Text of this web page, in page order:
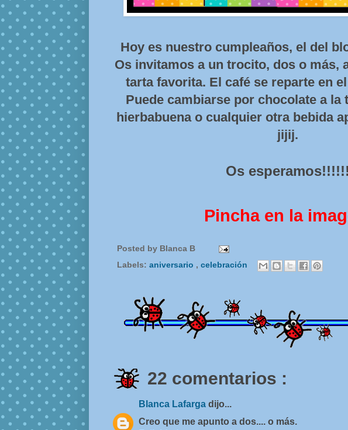
Hoy es nuestro cumpleaños, el del
Os invitamos a un trocito, dos o más,
tarta favorita. El café se reparte en
Puede cambiarse por chocolate a la
hierbabuena o cualquier otra bebida
jijij.
Os esperamos!!!!!!
Pincha en la
Posted by Blanca B
Labels: aniversario , celebración
22 comentarios :
Blanca Lafarga dijo...
Creo que me apunto a dos.... o más.